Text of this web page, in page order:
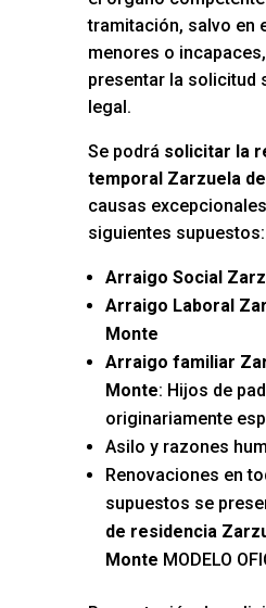
tramitación, salvo en
menores o
presentar la solicitud
legal.
Se podrá solicitar la
temporal Zarzuela
causas
siguientes supuestos:
Arraigo Social
Arraigo Laboral
Monte
Arraigo familiar
Monte: Hijos de
originariamente
Asilo y razones
Renovaciones en
supuestos se
de residencia
Monte MODELO